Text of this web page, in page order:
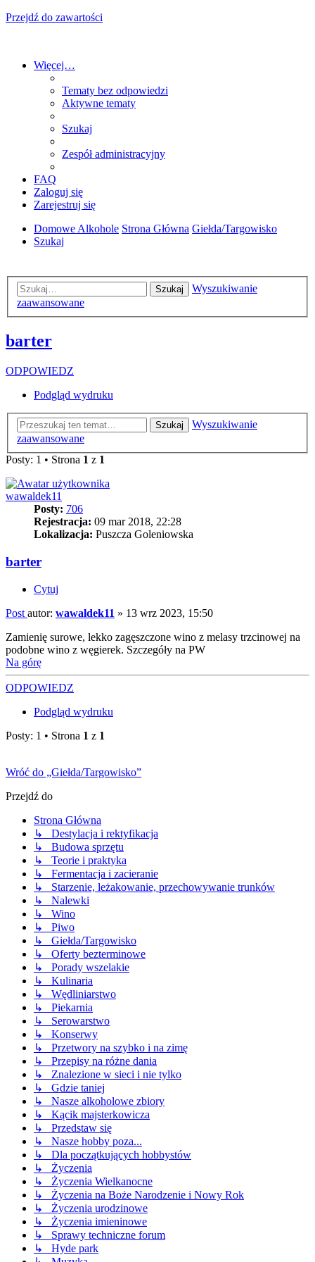
Przejdź do zawartości
Więcej…
Tematy bez odpowiedzi
Aktywne tematy
Szukaj
Zespół administracyjny
FAQ
Zaloguj się
Zarejestruj się
Domowe Alkohole Strona Główna Giełda/Targowisko
Szukaj
Szukaj
Wyszukiwanie
zaawansowane
barter
ODPOWIEDZ
Podgląd wydruku
Szukaj
Wyszukiwanie
zaawansowane
Posty: 1 • Strona 1 z 1
wawaldek11
Posty: 706
Rejestracja: 09 mar 2018, 22:28
Lokalizacja: Puszcza Goleniowska
barter
Cytuj
Post autor: wawaldek11 » 13 wrz 2023, 15:50
Zamienię surowe, lekko zagęszczone wino z melasy trzcinowej na
podobne wino z węgierek. Szczegóły na PW
Na górę
ODPOWIEDZ
Podgląd wydruku
Posty: 1 • Strona 1 z 1
Wróć do „Giełda/Targowisko”
Przejdź do
Strona Główna
↳ Destylacja i rektyfikacja
↳ Budowa sprzętu
↳ Teorie i praktyka
↳ Fermentacja i zacieranie
↳ Starzenie, leżakowanie, przechowywanie trunków
↳ Nalewki
↳ Wino
↳ Piwo
↳ Giełda/Targowisko
↳ Oferty bezterminowe
↳ Porady wszelakie
↳ Kulinaria
↳ Wędliniarstwo
↳ Piekarnia
↳ Serowarstwo
↳ Konserwy
↳ Przetwory na szybko i na zimę
↳ Przepisy na różne dania
↳ Znalezione w sieci i nie tylko
↳ Gdzie taniej
↳ Nasze alkoholowe zbiory
↳ Kącik majsterkowicza
↳ Przedstaw się
↳ Nasze hobby poza...
↳ Dla początkujących hobbystów
↳ Życzenia
↳ Życzenia Wielkanocne
↳ Życzenia na Boże Narodzenie i Nowy Rok
↳ Życzenia urodzinowe
↳ Życzenia imieninowe
↳ Sprawy techniczne forum
↳ Hyde park